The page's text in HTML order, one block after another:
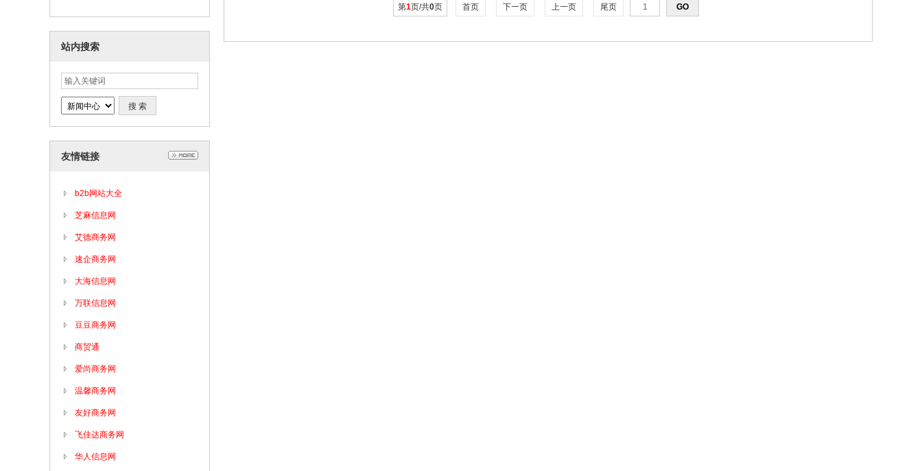
站内搜索
友情链接
b2b网站大全
芝麻信息网
艾德商务网
速企商务网
大海信息网
万联信息网
豆豆商务网
商贸通
爱尚商务网
温馨商务网
友好商务网
飞佳达商务网
华人信息网
第1页/共0页 首页 下一页 上一页 尾页